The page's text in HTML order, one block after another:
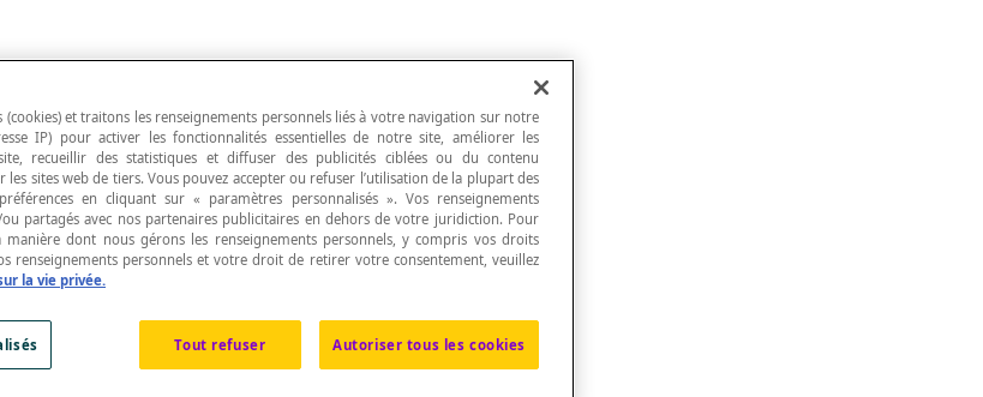
(cookies) et traitons les renseignements personnels liés à votre navigation sur notre
IP) pour activer les fonctionnalités essentielles de notre site, améliorer les
recueillir des statistiques et diffuser des publicités ciblées ou du contenu
les sites web de tiers. Vous pouvez accepter ou refuser l’utilisation de la plupart des
en cliquant sur « paramètres personnalisés ». Vos renseignements
partagés avec nos partenaires publicitaires en dehors de votre juridiction. Pour
manière dont nous gérons les renseignements personnels, y compris vos droits
renseignements personnels et votre droit de retirer votre consentement, veuillez
la vie privée.
Tout refuser Autoriser tous les cookies